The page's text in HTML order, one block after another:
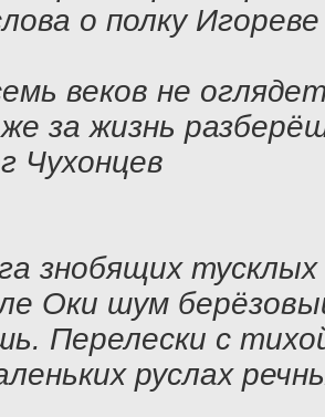
о полку Игореве
веков не
за жизнь
Чухонцев
знобящих тусклых
Оки шум
Перелески с
руслах